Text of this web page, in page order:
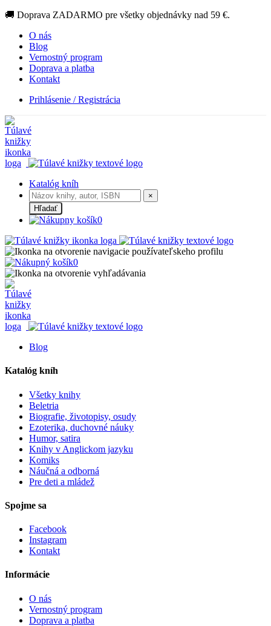
🚚 Doprava ZADARMO pre všetky objednávky nad 59 €.
O nás
Blog
Vernostný program
Doprava a platba
Kontakt
Prihlásenie / Registrácia
Katalóg kníh
×
Hľadať
0
0
Blog
Katalóg kníh
Všetky knihy
Beletria
Biografie, životopisy, osudy
Ezoterika, duchovné náuky
Humor, satira
Knihy v Anglickom jazyku
Komiks
Náučná a odborná
Pre deti a mládež
Spojme sa
Facebook
Instagram
Kontakt
Informácie
O nás
Vernostný program
Doprava a platba